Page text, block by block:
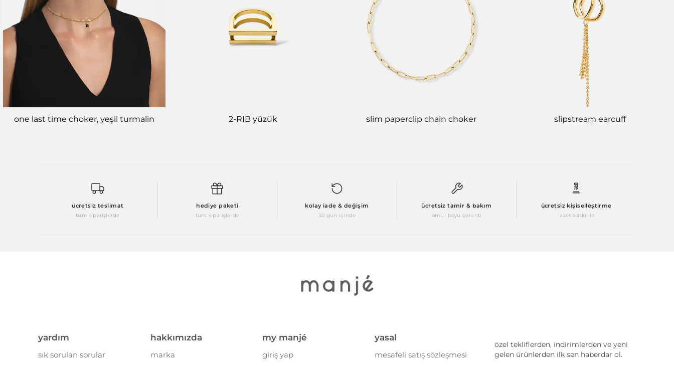
one last time choker, yeşil turmalin 2-RIB yüzük slim paperclip chain choker slipstream earcuff
ücretsiz teslimat
tüm siparişlerde
hediye paketi
tüm siparişlerde
kolay iade & değişim
30 gün içinde
ücretsiz tamir & bakım
ömür boyu garanti
ücretsiz kişiselleştirme
lazer baskı ile
yardım
sık sorulan sorular
hakkımızda
marka
my manjé
giriş yap
yasal
mesafeli satış sözleşmesi
özel tekliflerden, indirimlerden ve yeni
gelen ürünlerden ilk sen haberdar ol.